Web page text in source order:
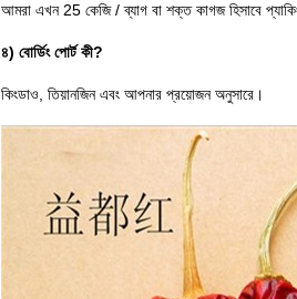
আমরা এখন 25 কেজি / ব্যাগ বা শক্ত কাগজ হিসাবে
৪) বোর্ডিং পোর্ট কী?
কিংডাও, তিয়ানজিন এবং আপনার প্রয়োজন অনুসারে।